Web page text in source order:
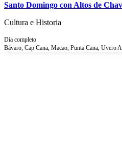
Santo Domingo con Altos de
Cultura e Historia
Día completo
Bávaro, Cap Cana, Macao, Punta Cana, Uvero